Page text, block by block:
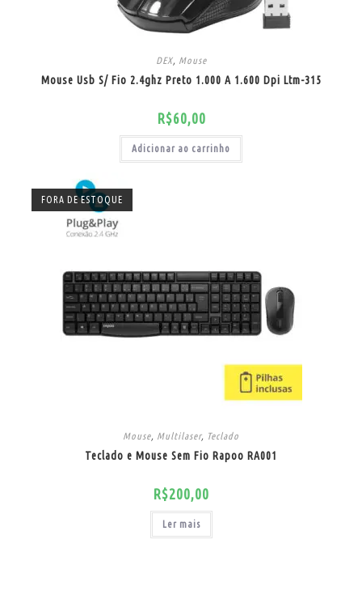
DEX, Mouse
Mouse Usb S/ Fio 2.4ghz Preto 1.000 A 1.600 Dpi Ltm-315
R$60,00
Adicionar ao carrinho
FORA DE ESTOQUE
Mouse, Multilaser, Teclado
Teclado e Mouse Sem Fio Rapoo RA001
R$200,00
Ler mais